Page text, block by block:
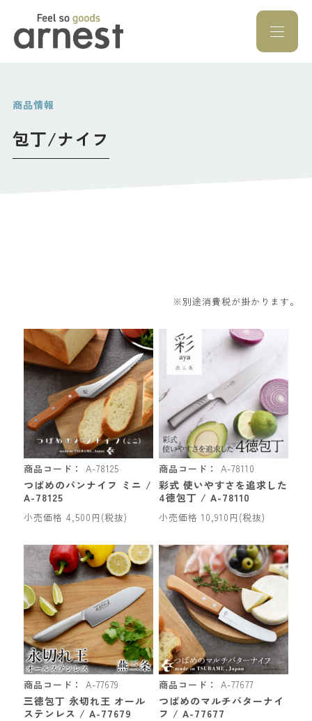
Feel so goods
商品情報
包丁/ナイフ
※別途消費税が掛かります。
商品コード： A-78125
つばめのパンナイフ ミニ /
A-78125
小売価格 4,500円(税抜)
商品コード： A-78110
彩式 使いやすさを追求した
4徳包丁 / A-78110
小売価格 10,910円(税抜)
商品コード： A-77679
三徳包丁 永切れ王 オール
ステンレス / A-77679
商品コード： A-77677
つばめのマルチバターナイ
フ / A-77677